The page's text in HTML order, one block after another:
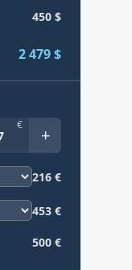
450 $
2 479 $
€ +
216 €
453 €
500 €